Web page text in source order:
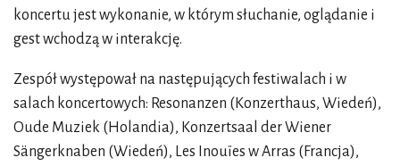
koncertu jest wykonanie, w którym słuchanie, oglądanie i
gest wchodzą w interakcję.
Zespół występował na następujących festiwalach i w
salach koncertowych: Resonanzen (Konzerthaus, Wiedeń),
Oude Muziek (Holandia), Konzertsaal der Wiener
Sängerknaben (Wiedeń), Les Inouïes w Arras (Francja),